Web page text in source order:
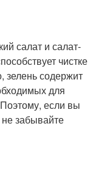
салат и салат-
чистке
зелень содержит
для
если вы
забывайте